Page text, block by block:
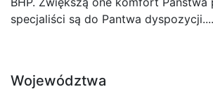
specjaliści są do Pantwa dyspozycji....
Województwa